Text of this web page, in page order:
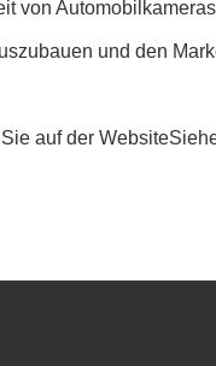
von
und den
auf der Website